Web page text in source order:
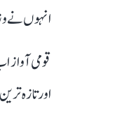
انہوں نے
قومی آواز
اور تازہ